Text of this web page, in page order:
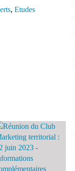
, Etudes